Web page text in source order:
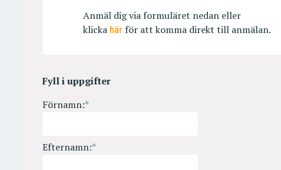
Anmäl dig via formuläret nedan eller
klicka här för att komma direkt till anmälan.
Fyll i uppgifter
Förnamn:*
Efternamn:*